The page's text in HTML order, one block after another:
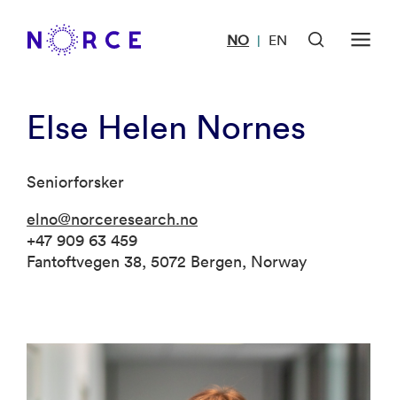
NO | EN
Else Helen Nornes
Seniorforsker
elno@norceresearch.no
+47 909 63 459
Fantoftvegen 38, 5072 Bergen, Norway